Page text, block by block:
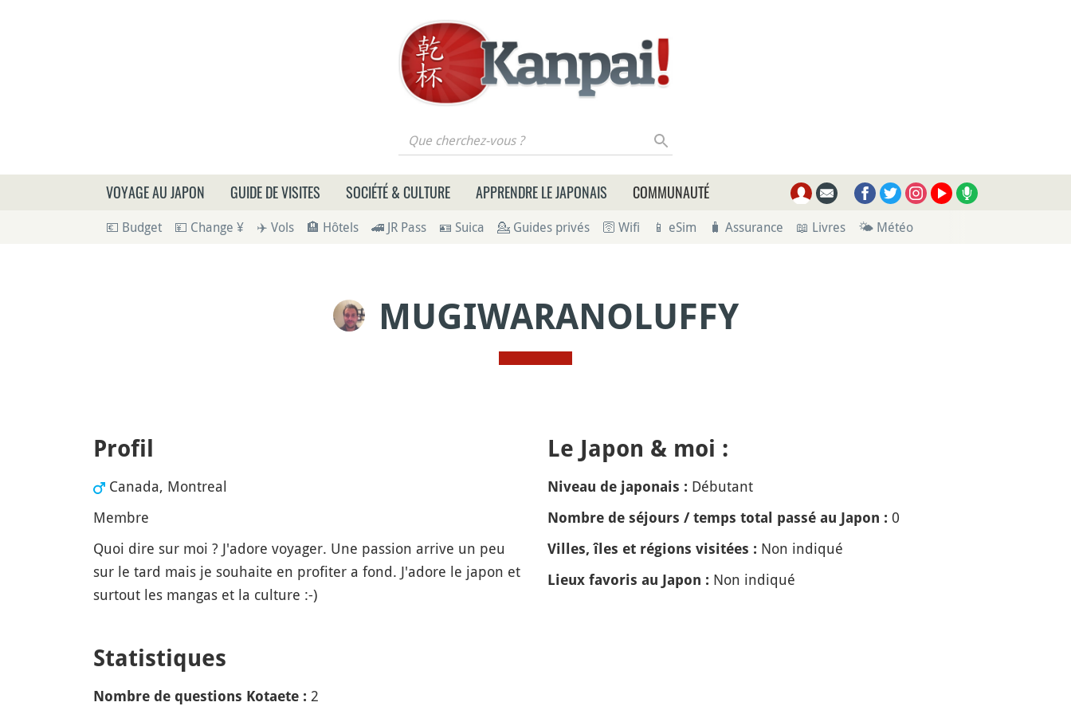
Que cherchez-vous ?
VOYAGE AU JAPON GUIDE DE VISITES SOCIÉTÉ & CULTURE APPRENDRE LE JAPONAIS COMMUNAUTÉ
💶 Budget 💴 Change ¥ ✈️ Vols 🏨 Hôtels 🚄 JR Pass 🪪 Suica 💁 Guides privés 🛜 Wifi 📱 eSim 🧳 Assurance 📖 Livres 🌤 Météo
MUGIWARANOLUFFY
Profil
Canada, Montreal
Membre
Quoi dire sur moi ? J'adore voyager. Une passion arrive un peu
sur le tard mais je souhaite en profiter a fond. J'adore le japon et
surtout les mangas et la culture :-)
Statistiques
Nombre de questions Kotaete : 2
Le Japon & moi :
Niveau de japonais : Débutant
Nombre de séjours / temps total passé au Japon : 0
Villes, îles et régions visitées : Non indiqué
Lieux favoris au Japon : Non indiqué